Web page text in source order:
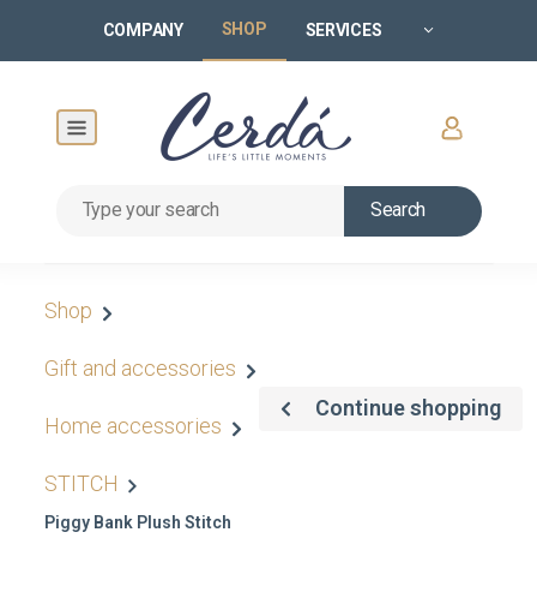
COMPANY SHOP SERVICES
Search
Shop
Gift and accessories
Home accessories
STITCH
Piggy Bank Plush Stitch
Continue shopping